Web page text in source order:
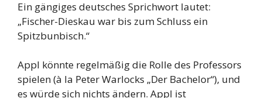
Ein gängiges deutsches Sprichwort lautet:
„Fischer-Dieskau war bis zum Schluss ein
Spitzbunbisch.“
Appl könnte regelmäßig die Rolle des Professors
spielen (à la Peter Warlocks „Der Bachelor“), und
es würde sich nichts ändern. Appl ist